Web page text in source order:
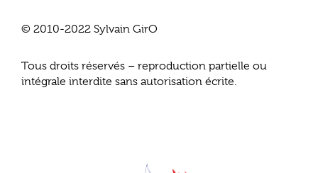
© 2010-2022 Sylvain GirO
Tous droits réservés – reproduction partielle ou
intégrale interdite sans autorisation écrite.